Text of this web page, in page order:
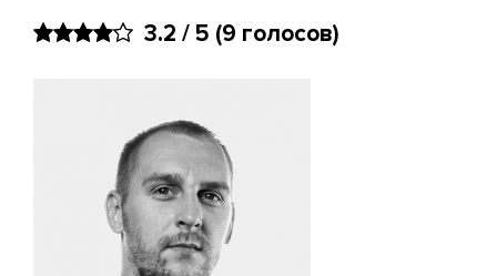
3.2 / 5 (9 голосов)